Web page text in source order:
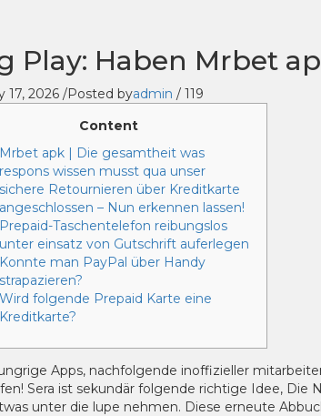
Play: Haben Mrbet
17, 2026 /Posted byadmin / 119
Content
Mrbet apk | Die gesamtheit was
respons wissen musst qua unser
sichere Retournieren über Kreditkarte
angeschlossen – Nun erkennen lassen!
Prepaid-Taschentelefon reibungslos
unter einsatz von Gutschrift auferlegen
Konnte man PayPal über Handy
strapazieren?
Wird folgende Prepaid Karte eine
Kreditkarte?
Apps, nachfolgende inoffizieller
Sera ist sekundär folgende richtige Idee,
unter die lupe nehmen. Diese erneute